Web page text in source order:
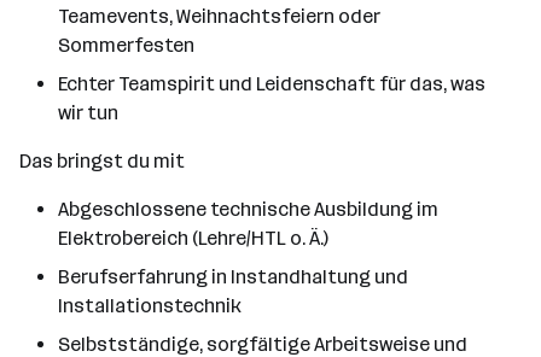
Teamevents, Weihnachtsfeiern oder
Sommerfesten
Echter Teamspirit und Leidenschaft für das, was
wir tun
Das bringst du mit
Abgeschlossene technische Ausbildung im
Elektrobereich (Lehre/HTL o. Ä.)
Berufserfahrung in Instandhaltung und
Installationstechnik
Selbstständige, sorgfältige Arbeitsweise und